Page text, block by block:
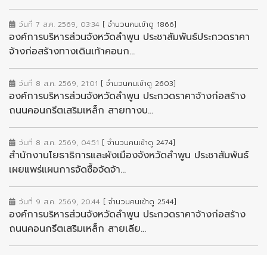
วันที่ 7 ส.ค. 2569, 03:34 [ จำนวนคนเข้าดู 1866]
องค์การบริหารส่วนจังหวัดลำพูน ประชาสัมพันธ์ประกวดราคา
จ้างก่อสร้างทางเดินเท้าคอนก...
วันที่ 8 ส.ค. 2569, 21:01 [ จำนวนคนเข้าดู 2603]
องค์การบริหารส่วนจังหวัดลำพูน ประกวดราคาจ้างก่อสร้าง
ถนนคอนกรีตเสริมเหล็ก สายทางบ...
วันที่ 8 ส.ค. 2569, 04:51 [ จำนวนคนเข้าดู 2474]
สำนักงานโยธาธิการและผังเมืองจังหวัดลำพูน ประชาสัมพันธ์
เผยแพร่แผนการจัดซื้อจัดจ้า...
วันที่ 9 ส.ค. 2569, 20:44 [ จำนวนคนเข้าดู 2544]
องค์การบริหารส่วนจังหวัดลำพูน ประกวดราคาจ้างก่อสร้าง
ถนนคอนกรีตเสริมเหล็ก สายเลีย...